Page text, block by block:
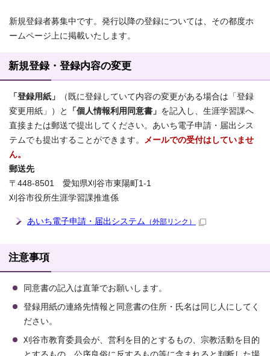
新規登録者募集中です。発行以降の登録については、その都度ホ
ームページ上に掲載いたします。
新規登録・登録内容の変更
「登録用紙」
（既に登録していて内容の変更がある場合は「登録
変更用紙」）と
「個人情報利用同意書」 を記入し、生涯学習課へ
直接または郵送で提出してください。あいち電子申請・届出シス
テムでも提出することができます。 メールでの受付はしていませ
ん。
郵送先
〒448-8501 愛知県刈谷市東陽町1-1
刈谷市役所生涯学習課推進係
あいち電子申請・届出システム （外部リンク）
注意事項
同意書の記入は直筆でお願いします。
登録用紙の連絡先情報と同意書の住所・氏名は同じ人にしてく
ださい。
刈谷市教育委員会が、営利を目的とするもの、宗教活動を目的